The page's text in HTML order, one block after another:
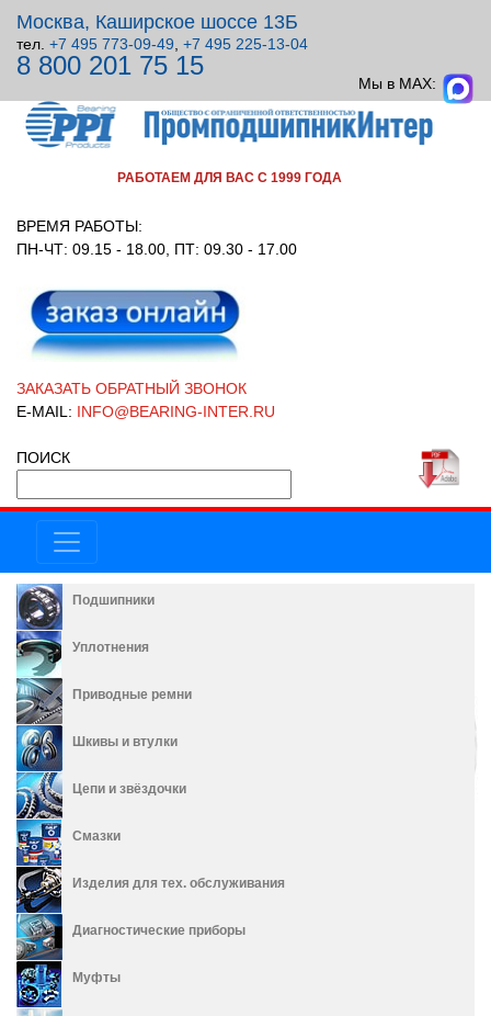
Москва, Каширское шоссе 13Б
тел. +7 495 773-09-49 +7 495 225-13-04
8 800 201 75 15
Мы в MAX:
РАБОТАЕМ ДЛЯ ВАС С 1999 ГОДА
ВРЕМЯ РАБОТЫ:
ПН-ЧТ: 09.15 - 18.00, ПТ: 09.30 - 17.00
ЗАКАЗАТЬ ОБРАТНЫЙ ЗВОНОК
E-MAIL: INFO@BEARING-INTER.RU
ПОИСК
Подшипники
Уплотнения
Приводные ремни
Шкивы и втулки
Цепи и звёздочки
Смазки
Изделия для тех. обслуживания
Диагностические приборы
Муфты